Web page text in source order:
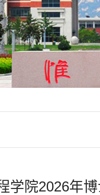
学院2026年